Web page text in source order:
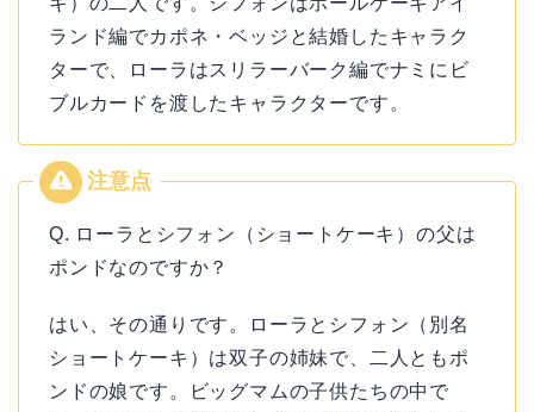
ランド編でカポネ・ベッジと結婚したキャラク
ターで、ローラはスリラーバーク編でナミにビ
ブルカードを渡したキャラクターです。
Q. ローラとシフォン（ショートケーキ）の父は
ポンドなのですか？
はい、その通りです。ローラとシフォン（別名
ショートケーキ）は双子の姉妹で、二人ともポ
ンドの娘です。ビッグマムの子供たちの中で